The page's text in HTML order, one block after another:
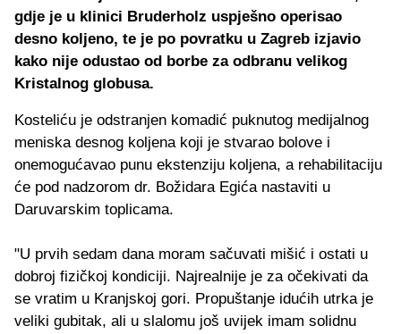
gdje je u klinici Bruderholz uspješno operisao
desno koljeno, te je po povratku u Zagreb izjavio
kako nije odustao od borbe za odbranu velikog
Kristalnog globusa.
Kosteliću je odstranjen komadić puknutog medijalnog
meniska desnog koljena koji je stvarao bolove i
onemogućavao punu ekstenziju koljena, a rehabilitaciju
će pod nadzorom dr. Božidara Egića nastaviti u
Daruvarskim toplicama.
"U prvih sedam dana moram sačuvati mišić i ostati u
dobroj fizičkoj kondiciji. Najrealnije je za očekivati da
se vratim u Kranjskoj gori. Propuštanje idućih utrka je
veliki gubitak, ali u slalomu još uvijek imam solidnu